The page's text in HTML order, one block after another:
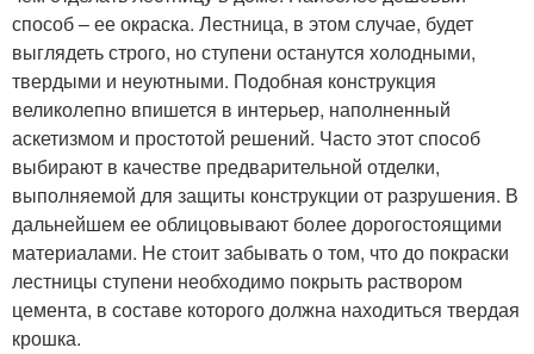
способ – ее окраска. Лестница, в этом случае, будет
выглядеть строго, но ступени останутся холодными,
твердыми и неуютными. Подобная конструкция
великолепно впишется в интерьер, наполненный
аскетизмом и простотой решений. Часто этот способ
выбирают в качестве предварительной отделки,
выполняемой для защиты конструкции от разрушения. В
дальнейшем ее облицовывают более дорогостоящими
материалами. Не стоит забывать о том, что до покраски
лестницы ступени необходимо покрыть раствором
цемента, в составе которого должна находиться твердая
крошка.